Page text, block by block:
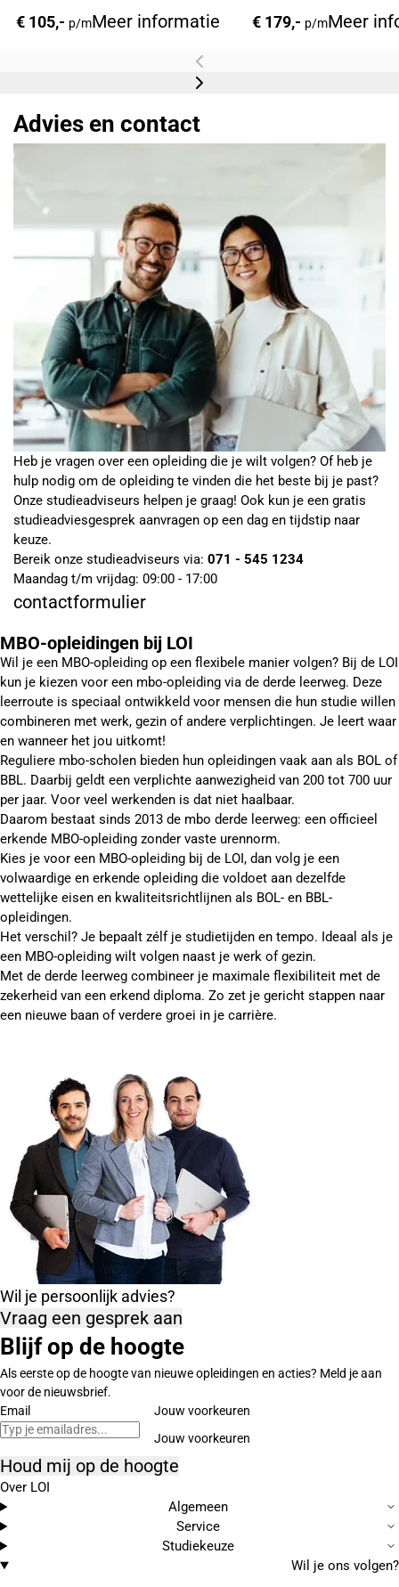
€ 105,- p/mMeer informatie € 179,- p/mMeer
Advies en contact
Heb je vragen over een opleiding die je wilt volgen? Of heb je
hulp nodig om de opleiding te vinden die het beste bij je past?
Onze studieadviseurs helpen je graag! Ook kun je een gratis
studieadviesgesprek aanvragen op een dag en tijdstip naar
keuze.
Bereik onze studieadviseurs via: 071 - 545 1234
Maandag t/m vrijdag: 09:00 - 17:00
contactformulier
MBO-opleidingen bij LOI
Wil je een MBO-opleiding op een flexibele manier volgen? Bij de LOI
kun je kiezen voor een mbo-opleiding via de derde leerweg. Deze
leerroute is speciaal ontwikkeld voor mensen die hun studie willen
combineren met werk, gezin of andere verplichtingen. Je leert waar
en wanneer het jou uitkomt!
Reguliere mbo-scholen bieden hun opleidingen vaak aan als BOL of
BBL. Daarbij geldt een verplichte aanwezigheid van 200 tot 700 uur
per jaar. Voor veel werkenden is dat niet haalbaar.
Daarom bestaat sinds 2013 de mbo derde leerweg: een officieel
erkende MBO-opleiding zonder vaste urennorm.
Kies je voor een MBO-opleiding bij de LOI, dan volg je een
volwaardige en erkende opleiding die voldoet aan dezelfde
wettelijke eisen en kwaliteitsrichtlijnen als BOL- en BBL-
opleidingen.
Het verschil? Je bepaalt zélf je studietijden en tempo. Ideaal als je
een MBO-opleiding wilt volgen naast je werk of gezin.
Met de derde leerweg combineer je maximale flexibiliteit met de
zekerheid van een erkend diploma. Zo zet je gericht stappen naar
een nieuwe baan of verdere groei in je carrière.
Wil je persoonlijk advies?
Vraag een gesprek aan
Blijf op de hoogte
Als eerste op de hoogte van nieuwe opleidingen en acties? Meld je aan
voor de nieuwsbrief.
Email
Jouw voorkeuren
Houd mij op de hoogte
Over LOI
Algemeen
Service
Studiekeuze
Wil je ons volgen?